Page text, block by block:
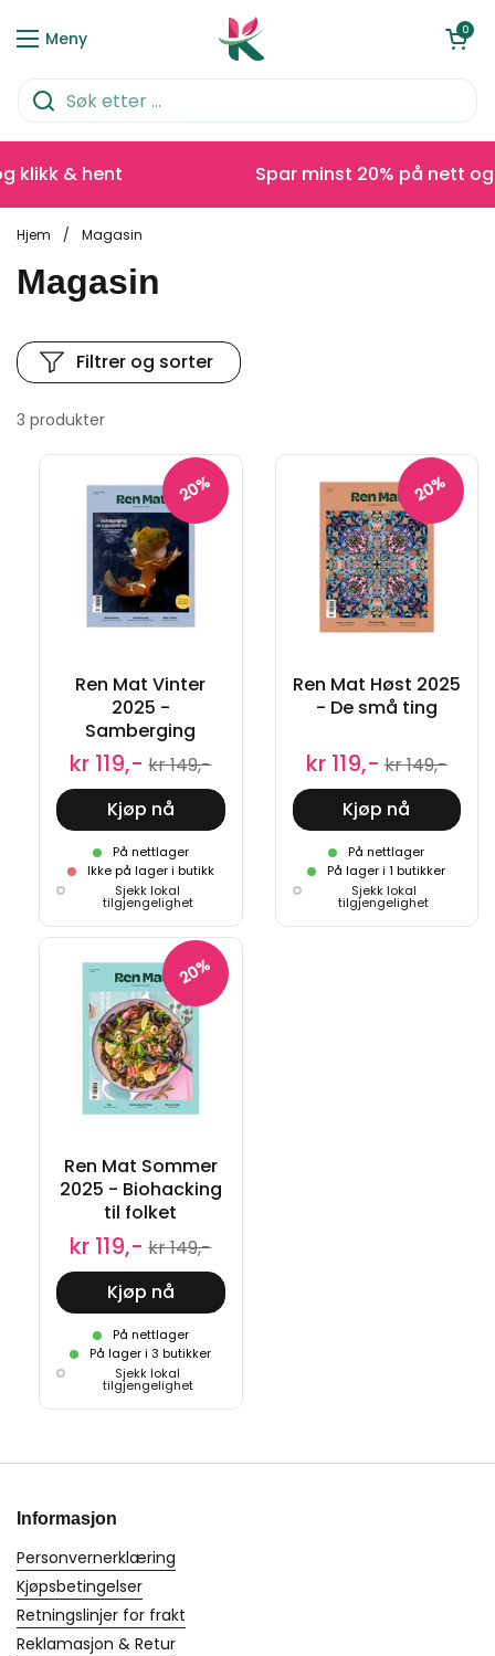
Meny
Åpen0
& hent Spar minst 20% på nett og
Hjem / Magasin
Magasin
3 produkter
Filtrer og sorter
20%
Ren Mat Vinter
2025 -
Samberging
kr 119,- kr 149,-
Kjøp nå
På nettlager
Ikke på lager i butikk
Sjekk lokal
tilgjengelighet
20%
Ren Mat Høst 2025
- De små ting
kr 119,- kr 149,-
Kjøp nå
På nettlager
På lager i 1 butikker
Sjekk lokal
tilgjengelighet
20%
Ren Mat Sommer
2025 - Biohacking
til folket
kr 119,- kr 149,-
Kjøp nå
På nettlager
På lager i 3 butikker
Sjekk lokal
tilgjengelighet
Informasjon
Personvernerklæring
Kjøpsbetingelser
Retningslinjer for frakt
Reklamasjon & Retur